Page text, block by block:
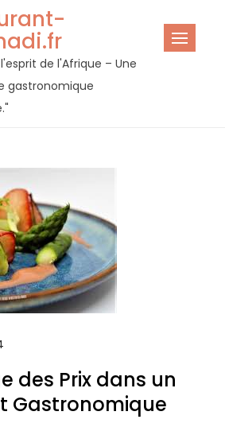
de l'Afrique – Une
gastronomique
des Prix dans un
Gastronomique